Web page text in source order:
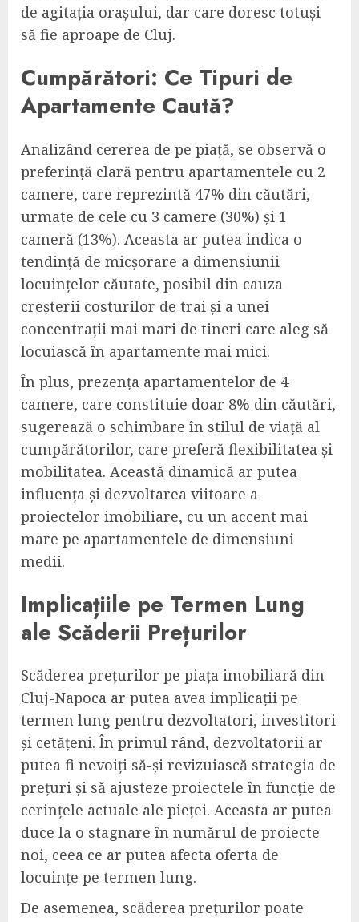
de agitația orașului, dar care doresc totuși
să fie aproape de Cluj.
Cumpărători: Ce Tipuri de
Apartamente Caută?
Analizând cererea de pe piață, se observă o
preferință clară pentru apartamentele cu 2
camere, care reprezintă 47% din căutări,
urmate de cele cu 3 camere (30%) și 1
cameră (13%). Aceasta ar putea indica o
tendință de micșorare a dimensiunii
locuințelor căutate, posibil din cauza
creșterii costurilor de trai și a unei
concentrații mai mari de tineri care aleg să
locuiască în apartamente mai mici.
În plus, prezența apartamentelor de 4
camere, care constituie doar 8% din căutări,
sugerează o schimbare în stilul de viață al
cumpărătorilor, care preferă flexibilitatea și
mobilitatea. Această dinamică ar putea
influența și dezvoltarea viitoare a
proiectelor imobiliare, cu un accent mai
mare pe apartamentele de dimensiuni
medii.
Implicațiile pe Termen Lung
ale Scăderii Prețurilor
Scăderea prețurilor pe piața imobiliară din
Cluj-Napoca ar putea avea implicații pe
termen lung pentru dezvoltatori, investitori
și cetățeni. În primul rând, dezvoltatorii ar
putea fi nevoiți să-și revizuiască strategia de
prețuri și să ajusteze proiectele în funcție de
cerințele actuale ale pieței. Aceasta ar putea
duce la o stagnare în numărul de proiecte
noi, ceea ce ar putea afecta oferta de
locuințe pe termen lung.
De asemenea, scăderea prețurilor poate